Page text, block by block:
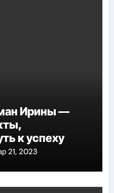
Ирины —
к успеху
21, 2023